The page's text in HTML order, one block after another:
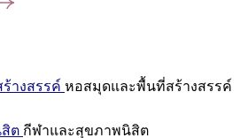
างสรรค์ หอสมุดและพื้นที่สร้างสรรค์
ต กีฬาและสุขภาพนิสิต